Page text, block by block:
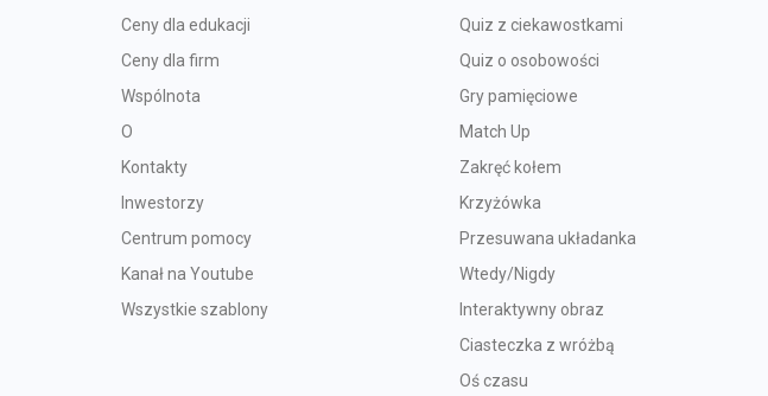
Ceny dla edukacji
Ceny dla firm
Wspólnota
O
Kontakty
Inwestorzy
Centrum pomocy
Kanał na Youtube
Wszystkie szablony
Quiz z ciekawostkami
Quiz o osobowości
Gry pamięciowe
Match Up
Zakręć kołem
Krzyżówka
Przesuwana układanka
Wtedy/Nigdy
Interaktywny obraz
Ciasteczka z wróżbą
Oś czasu